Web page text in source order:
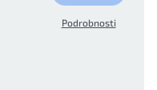
Podrobnosti